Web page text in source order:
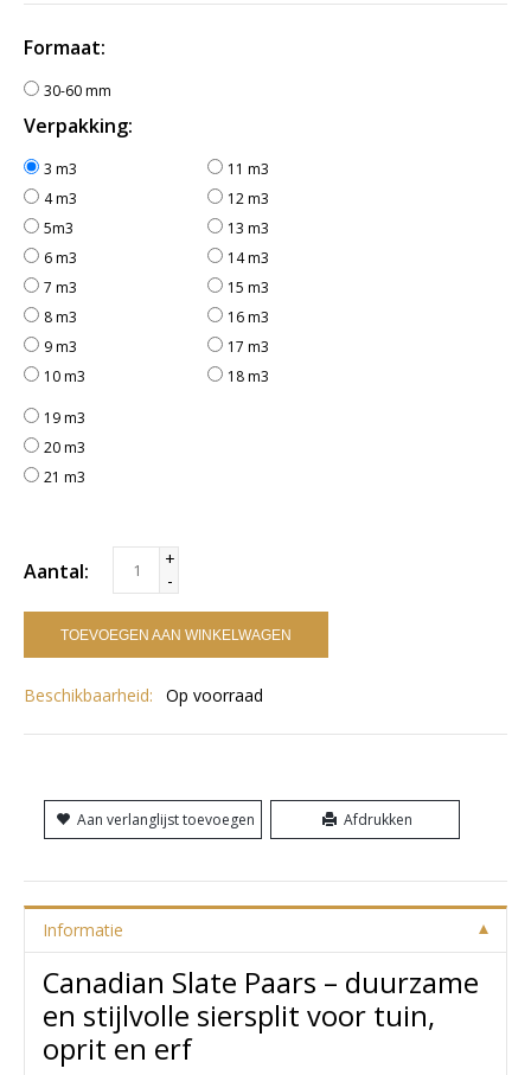
Formaat:
30-60 mm
Verpakking:
3 m3
4 m3
5m3
6 m3
7 m3
8 m3
9 m3
10 m3
11 m3
12 m3
13 m3
14 m3
15 m3
16 m3
17 m3
18 m3
19 m3
20 m3
21 m3
Aantal:
+
-
TOEVOEGEN AAN WINKELWAGEN
Beschikbaarheid: Op voorraad
Aan verlanglijst toevoegen Afdrukken
Informatie
Canadian Slate Paars – duurzame
en stijlvolle siersplit voor tuin,
oprit en erf